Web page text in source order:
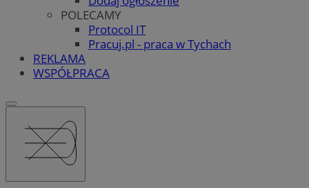
POLECAMY
Protocol IT
Pracuj.pl - praca w Tychach
REKLAMA
WSPÓŁPRACA